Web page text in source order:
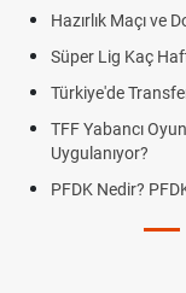
Hazırlık Maçı ve
Süper Lig Kaç
Türkiye'de
TFF Yabancı
Uygulanıyor?
PFDK Nedir?